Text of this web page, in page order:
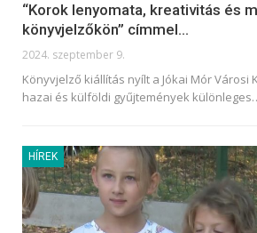
“Korok lenyomata, kreativitás és
könyvjelzőkön” címmel…
2024. szeptember 9.
Könyvjelző kiállítás nyílt a Jókai Mór Városi
hazai és külföldi gyűjtemények különleges
HÍREK